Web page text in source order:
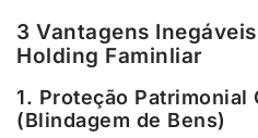
3 Vantagens
Holding Faminliar
1. Proteção Patrimonial
(Blindagem de Bens)